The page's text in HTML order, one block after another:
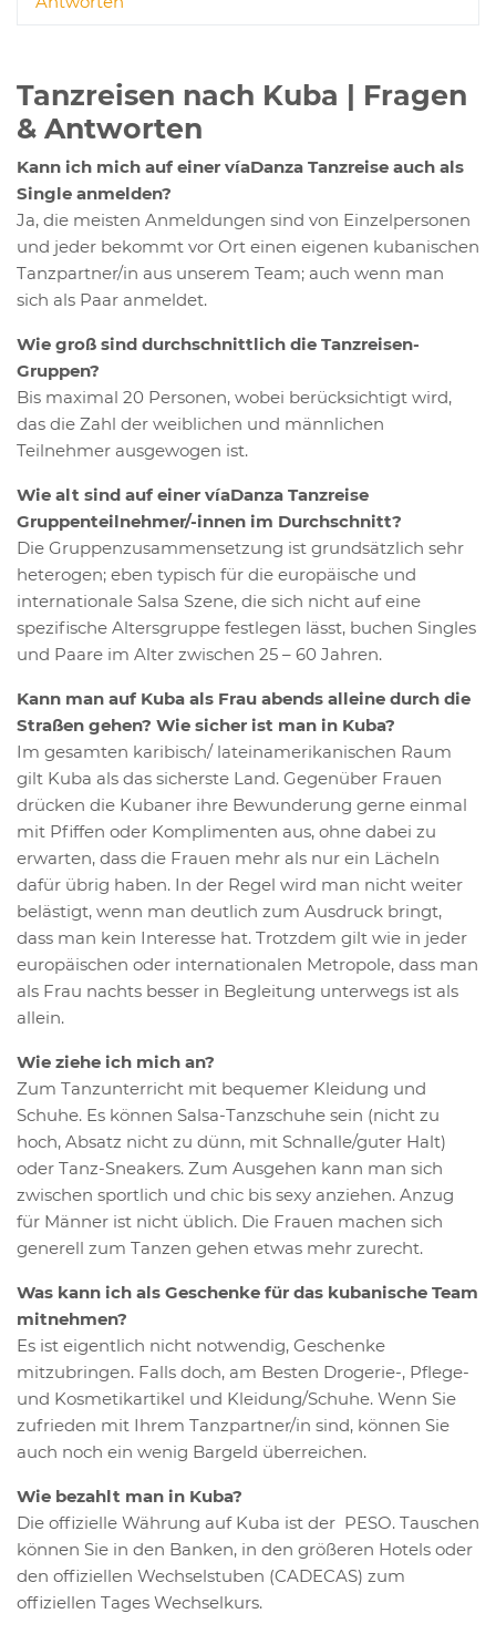
Tanzreisen nach Kuba | Fragen
& Antworten
Kann ich mich auf einer víaDanza Tanzreise auch als
Single anmelden?
Ja, die meisten Anmeldungen sind von Einzelpersonen
und jeder bekommt vor Ort einen eigenen kubanischen
Tanzpartner/in aus unserem Team; auch wenn man
sich als Paar anmeldet.
Wie groß sind durchschnittlich die Tanzreisen-
Gruppen?
Bis maximal 20 Personen, wobei berücksichtigt wird,
das die Zahl der weiblichen und männlichen
Teilnehmer ausgewogen ist.
Wie alt sind auf einer víaDanza Tanzreise
Gruppenteilnehmer/-innen im Durchschnitt?
Die Gruppenzusammensetzung ist grundsätzlich sehr
heterogen; eben typisch für die europäische und
internationale Salsa Szene, die sich nicht auf eine
spezifische Altersgruppe festlegen lässt, buchen Singles
und Paare im Alter zwischen 25 – 60 Jahren.
Kann man auf Kuba als Frau abends alleine durch die
Straßen gehen? Wie sicher ist man in Kuba?
Im gesamten karibisch/ lateinamerikanischen Raum
gilt Kuba als das sicherste Land. Gegenüber Frauen
drücken die Kubaner ihre Bewunderung gerne einmal
mit Pfiffen oder Komplimenten aus, ohne dabei zu
erwarten, dass die Frauen mehr als nur ein Lächeln
dafür übrig haben. In der Regel wird man nicht weiter
belästigt, wenn man deutlich zum Ausdruck bringt,
dass man kein Interesse hat. Trotzdem gilt wie in jeder
europäischen oder internationalen Metropole, dass man
als Frau nachts besser in Begleitung unterwegs ist als
allein.
Wie ziehe ich mich an?
Zum Tanzunterricht mit bequemer Kleidung und
Schuhe. Es können Salsa-Tanzschuhe sein (nicht zu
hoch, Absatz nicht zu dünn, mit Schnalle/guter Halt)
oder Tanz-Sneakers. Zum Ausgehen kann man sich
zwischen sportlich und chic bis sexy anziehen. Anzug
für Männer ist nicht üblich. Die Frauen machen sich
generell zum Tanzen gehen etwas mehr zurecht.
Was kann ich als Geschenke für das kubanische Team
mitnehmen?
Es ist eigentlich nicht notwendig, Geschenke
mitzubringen. Falls doch, am Besten Drogerie-, Pflege-
und Kosmetikartikel und Kleidung/Schuhe. Wenn Sie
zufrieden mit Ihrem Tanzpartner/in sind, können Sie
auch noch ein wenig Bargeld überreichen.
Wie bezahlt man in Kuba?
Die offizielle Währung auf Kuba ist der PESO. Tauschen
können Sie in den Banken, in den größeren Hotels oder
den offiziellen Wechselstuben (CADECAS) zum
offiziellen Tages Wechselkurs.